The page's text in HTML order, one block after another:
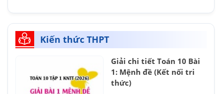
Kiến thức THPT
Giải chi tiết Toán 10 Bài
1: Mệnh đề (Kết nối tri
thức)